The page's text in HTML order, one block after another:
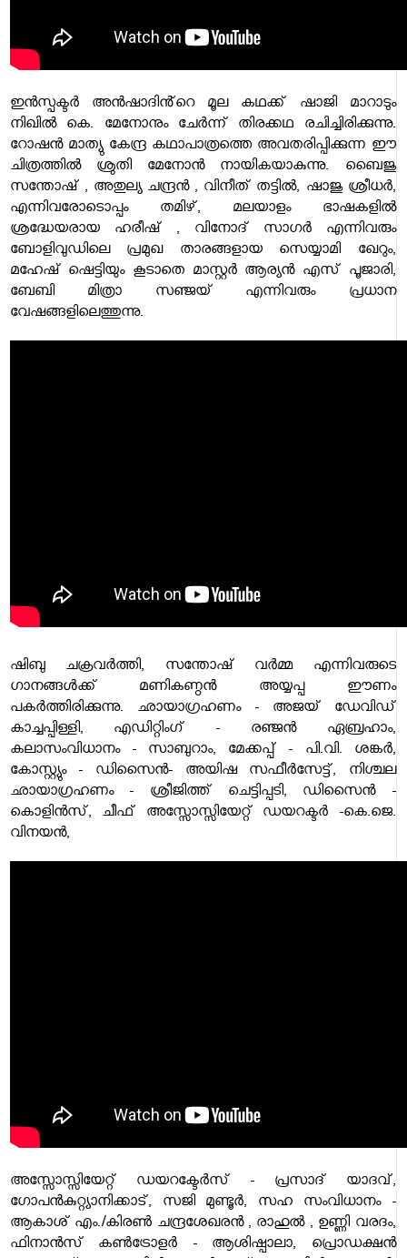
ഇൻസ്പക്ടർ അൻഷാദിൻ്റെ മൂല കഥക്ക് ഷാജി മാറാടും
നിഖിൽ കെ. മേനോനും ചേർന്ന് തിരക്കഥ രചിച്ചിരിക്കുന്നു.
റോഷൻ മാത്യു കേന്ദ്ര കഥാപാത്രത്തെ അവതരിപ്പിക്കുന്ന ഈ
ചിത്രത്തിൽ ശ്രുതി മേനോൻ നായികയാകുന്നു. ബൈജു
സന്തോഷ് , അതുല്യ ചന്ദ്രൻ , വിനീത് തട്ടിൽ, ഷാജു ശ്രീധർ,
എന്നിവരോടൊപ്പം തമിഴ്, മലയാളം ഭാഷകളിൽ
ശ്രദ്ധേയരായ ഹരീഷ് , വിനോദ് സാഗർ എന്നിവരും
ബോളിവുഡിലെ പ്രമുഖ താരങ്ങളായ സെയ്യാമി ഖേറും,
മഹേഷ് ഷെട്ടിയും കൂടാതെ മാസ്റ്റർ ആര്യൻ എസ് പൂജാരി,
ബേബി മിത്രാ സഞ്ജയ് എന്നിവരും പ്രധാന
വേഷങ്ങളിലെത്തുന്നു.
ഷിബു ചക്രവർത്തി, സന്തോഷ് വർമ്മ എന്നിവരുടെ
ഗാനങ്ങൾക്ക് മണികണ്ഠൻ അയ്യപ്പ ഈണം
പകർത്തിരിക്കുന്നു. ഛായാഗ്രഹണം - അജയ് ഡേവിഡ്
കാച്ചപ്പിള്ളി, എഡിറ്റിംഗ് - രഞ്ജൻ ഏബ്രഹാം,
കലാസംവിധാനം - സാബുറാം, മേക്കപ്പ് - പി.വി. ശങ്കർ,
കോസ്റ്റ്യും - ഡിസൈൻ- അയിഷ സഫീർസേട്ട്, നിശ്ചല
ഛായാഗ്രഹണം - ശ്രീജിത്ത് ചെട്ടിപ്പടി, ഡിസൈൻ -
കൊളിൻസ്, ചീഫ് അസ്സോസ്സിയേറ്റ് ഡയറക്ടർ -കെ.ജെ.
വിനയൻ,
അസ്സോസ്സിയേറ്റ് ഡയറക്ടേർസ് - പ്രസാദ് യാദവ്,
ഗോപൻകുറ്റ്യാനിക്കാട്, സജി മുണ്ടൂർ, സഹ സംവിധാനം -
ആകാശ് എം./കിരൺ ചന്ദ്രശേഖരൻ , രാഹുൽ , ഉണ്ണി വരദം,
ഫിനാൻസ് കൺട്രോളർ - ആശിഷ്പാലാ, പ്രൊഡക്ഷൻ